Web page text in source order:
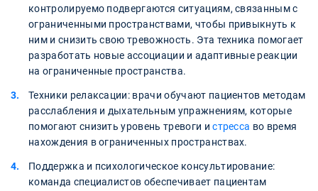
контролируемо подвергаются ситуациям, связанным с
ограниченными пространствами, чтобы привыкнуть к
ним и снизить свою тревожность. Эта техника помогает
разработать новые ассоциации и адаптивные реакции
на ограниченные пространства.
Техники релаксации: врачи обучают пациентов методам
расслабления и дыхательным упражнениям, которые
помогают снизить уровень тревоги истресса во время
нахождения в ограниченных пространствах.
Поддержка и психологическое консультирование:
команда специалистов обеспечивает пациентам